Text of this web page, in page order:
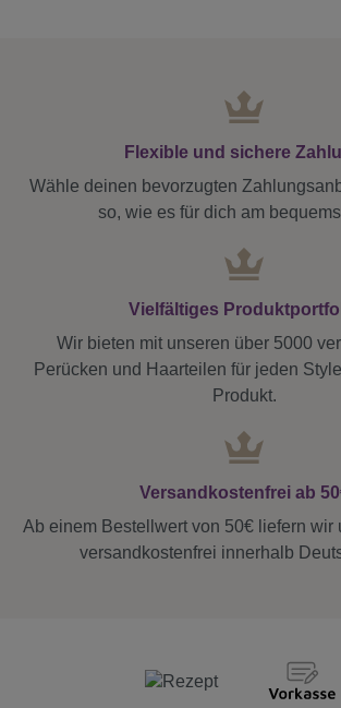
Flexible und sichere
Wähle deinen bevorzugten
so, wie es für dich am
Vielfältiges
Wir bieten mit unseren über 5000
Perücken und Haarteilen für jeden
Produkt.
Versandkostenfrei ab
Ab einem Bestellwert von 50€ liefern wir
versandkostenfrei innerhalb